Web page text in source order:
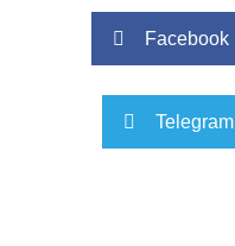
Facebook
Telegram